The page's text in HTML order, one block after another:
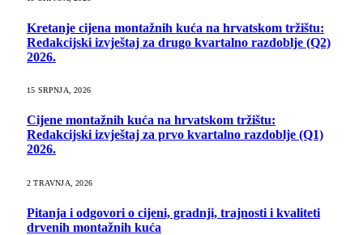
Kretanje cijena montažnih kuća na hrvatskom tržištu:
Redakcijski izvještaj za drugo kvartalno razdoblje (Q2)
2026.
15 SRPNJA, 2026
Cijene montažnih kuća na hrvatskom tržištu:
Redakcijski izvještaj za prvo kvartalno razdoblje (Q1)
2026.
2 TRAVNJA, 2026
Pitanja i odgovori o cijeni, gradnji, trajnosti i kvaliteti
drvenih montažnih kuća